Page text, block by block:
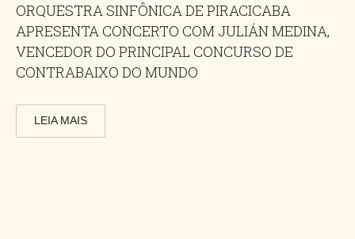
ORQUESTRA SINFÔNICA DE PIRACICABA
APRESENTA CONCERTO COM JULIÁN MEDINA,
VENCEDOR DO PRINCIPAL CONCURSO DE
CONTRABAIXO DO MUNDO
LEIA MAIS